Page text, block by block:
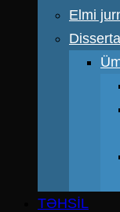
Elmi
TƏHSİL